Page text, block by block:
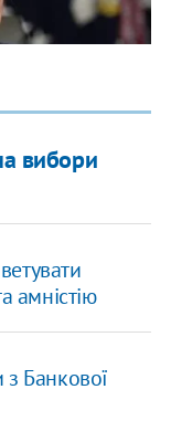
вибори
амністію
з Банкової